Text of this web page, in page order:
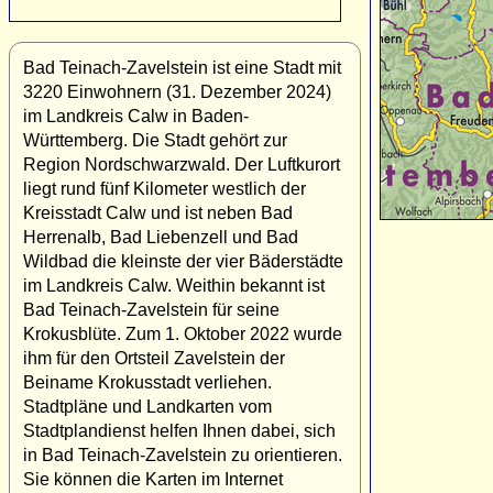
Bad Teinach-Zavelstein ist eine Stadt mit
3220 Einwohnern (31. Dezember 2024)
im Landkreis Calw in Baden-
Württemberg. Die Stadt gehört zur
Region Nordschwarzwald. Der Luftkurort
liegt rund fünf Kilometer westlich der
Kreisstadt Calw und ist neben Bad
Herrenalb, Bad Liebenzell und Bad
Wildbad die kleinste der vier Bäderstädte
im Landkreis Calw. Weithin bekannt ist
Bad Teinach-Zavelstein für seine
Krokusblüte. Zum 1. Oktober 2022 wurde
ihm für den Ortsteil Zavelstein der
Beiname Krokusstadt verliehen.
Stadtpläne und Landkarten vom
Stadtplandienst helfen Ihnen dabei, sich
in Bad Teinach-Zavelstein zu orientieren.
Sie können die Karten im Internet